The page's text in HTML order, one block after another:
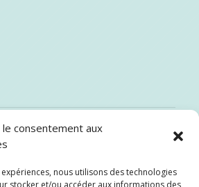
consentement aux
nous utilisons des technologies
stocker et/ou accéder aux informations des
d’économie d’eau potable